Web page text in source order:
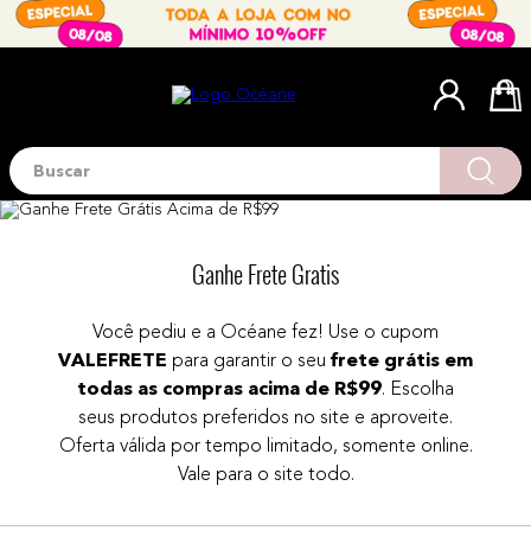
Buscar
Ganhe Frete Gratis
Você pediu e a Océane fez! Use o cupom
VALEFRETE para garantir o seu frete grátis em
todas as compras acima de R$99. Escolha
seus produtos preferidos no site e aproveite.
Oferta válida por tempo limitado, somente online.
Vale para o site todo.
Termos mais buscados
contorno
iluminador